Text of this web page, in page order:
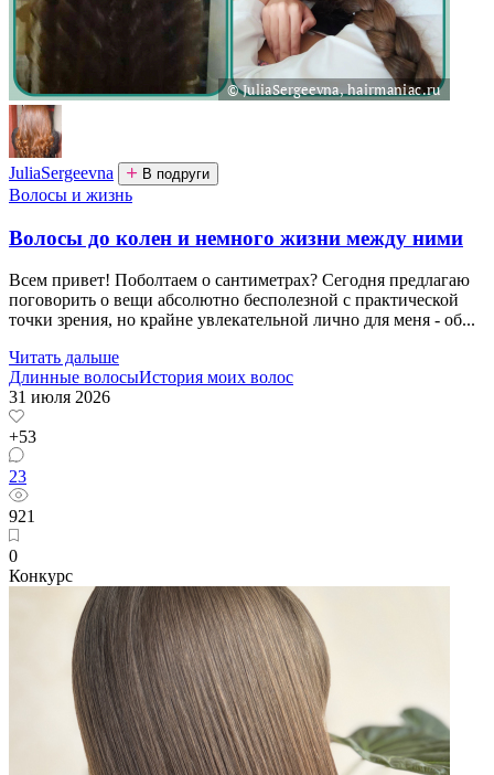
JuliaSergeevna В подруги
Волосы и жизнь
Волосы до колен и немного жизни между ними
Всем привет! Поболтаем о сантиметрах? Сегодня предлагаю
поговорить о вещи абсолютно бесполезной с практической
точки зрения, но крайне увлекательной лично для меня - об...
Читать дальше
Длинные волосыИстория моих волос
31 июля 2026
+53
23
921
0
Конкурс